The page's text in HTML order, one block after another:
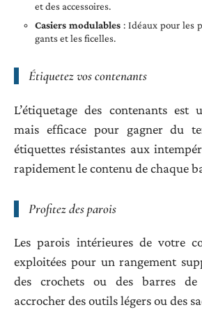
et des accessoires.
Casiers modulables : Idéaux pour les
gants et les ficelles.
Étiquetez vos contenants
L’étiquetage des contenants est
mais efficace pour gagner du
étiquettes résistantes aux
rapidement le contenu de chaque
Profitez des parois
Les parois intérieures de votre
exploitées pour un rangement
des crochets ou des barres de
accrocher des outils légers ou des